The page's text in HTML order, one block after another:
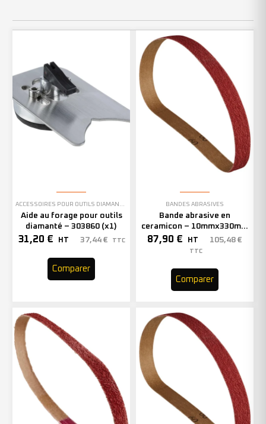
ACCESSOIRES POUR OUTILS DIAMANTÉS
Aide au forage pour outils
diamanté – 303860 (x1)
31,20 € HT 37,44 € TTC
Comparer
BANDES ABRASIVES
Bande abrasive en
ceramicon – 10mmx330mm
– Grain 40 – 333001 (x50)
87,90 € HT 105,48 €
TTC
Comparer